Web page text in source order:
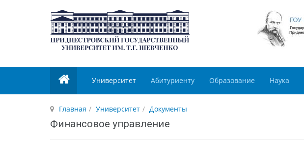
Университет Абитуриенту Образование Наука
Главная Университет Документы
Финансовое управление